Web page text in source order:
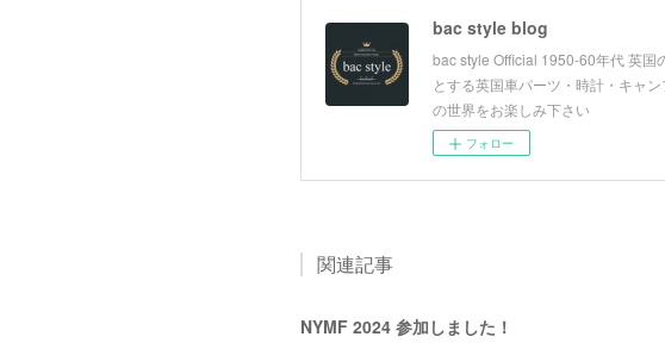
bac style blog
bac style Official 1950-60年代 英国
とする英国車パーツ・時計・キャ
の世界をお楽しみ下さい
フォロー
関連記事
NYMF 2024 参加しました！